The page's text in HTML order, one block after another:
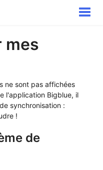
Toggle
mes
ne sont pas affichées
l'application Bigblue, il
synchronisation :
!
de